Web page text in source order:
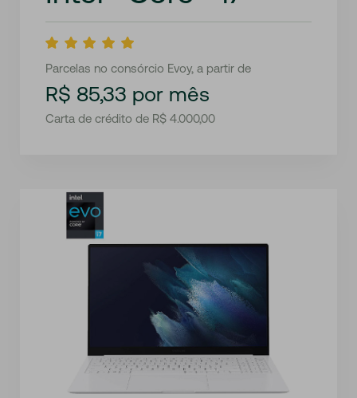
Parcelas no consórcio Evoy, a partir de
R$ 85,33 por mês
Carta de crédito de R$ 4.000,00